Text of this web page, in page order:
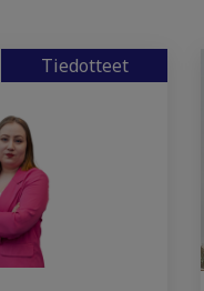
Tiedotteet